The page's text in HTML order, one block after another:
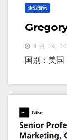
企业资讯
4 月 19,
国别：美